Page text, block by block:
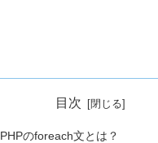
目次
PHPのforeach文とは？